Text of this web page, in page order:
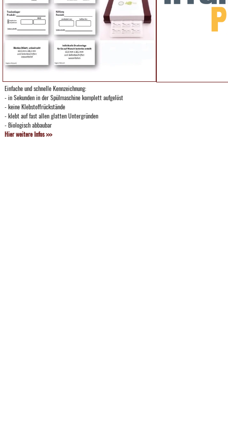
Einfache und schnelle Kennzeichnung:
- in Sekunden in der Spülmaschine komplett aufgelöst
- keine Klebstoffrückstände
- klebt auf fast allen glatten Untergründen
- Biologisch abbaubar
Hier weitere Infos >>>